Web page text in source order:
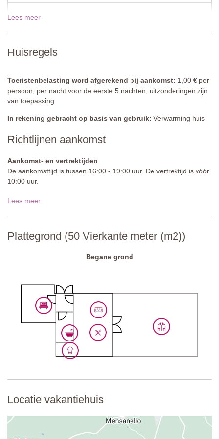
Omheining: ja
Afstand van de vakantiehuizen: 35 meter
19 dec - 02 jan 2027
Lees meer
Huisregels
Toeristenbelasting word afgerekend bij aankomst: 1,00 € per
persoon, per nacht voor de eerste 5 nachten, uitzonderingen zijn
van toepassing
In rekening gebracht op basis van gebruik: Verwarming huis
Richtlijnen aankomst
Aankomst- en vertrektijden
De aankomsttijd is tussen 16:00 - 19:00 uur. De vertrektijd is vóór
10:00 uur.
Toegangsweg:
Parkeren:Openbaar parkeren is mogelijk op het terrein
Nationale ID-code:IT052012C2AEWIX2OI
Lees meer
Plattegrond (50 Vierkante meter (m2))
Begane grond
Locatie vakantiehuis